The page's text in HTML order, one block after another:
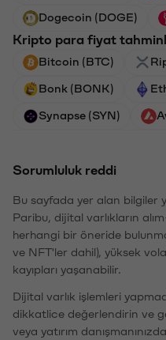
Dogecoin (DOGE)
Kripto para fiyat
Bitcoin (BTC)
Bonk (BONK)
Synapse (SYN)
Sorumluluk reddi
Bu sayfada yer alan bilgiler
Paribu, dijital varlıkların
herhangi bir öneride
ve NFT'ler dahil), yüksek
kayıpları yaşanabilir.
Dijital varlık işlemleri
dikkatlice değerlendirin ve
veya yatırım